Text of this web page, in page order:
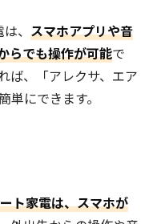
、 スマホアプリや音
らでも操作が可能で
ば、「アレクサ、エア
単にできます。
ト家電は、スマホが